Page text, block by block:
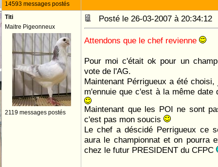
14593 messages postés
Titi
Maitre Pigeonneux
2119 messages postés
Posté le 26-03-2007 à
Attendons que le chef revienne
Pour moi c'était ok pour un
vote de l'AG.
Maintenant Pérrigueux a été
m'ennuie que c'est à la même date
Maintenant que les POI ne sont
c'est pas mon soucis
Le chef a déscidé Perrigueux ce
aura le championnat et on pourra
chez le futur PRESIDENT du CFPC